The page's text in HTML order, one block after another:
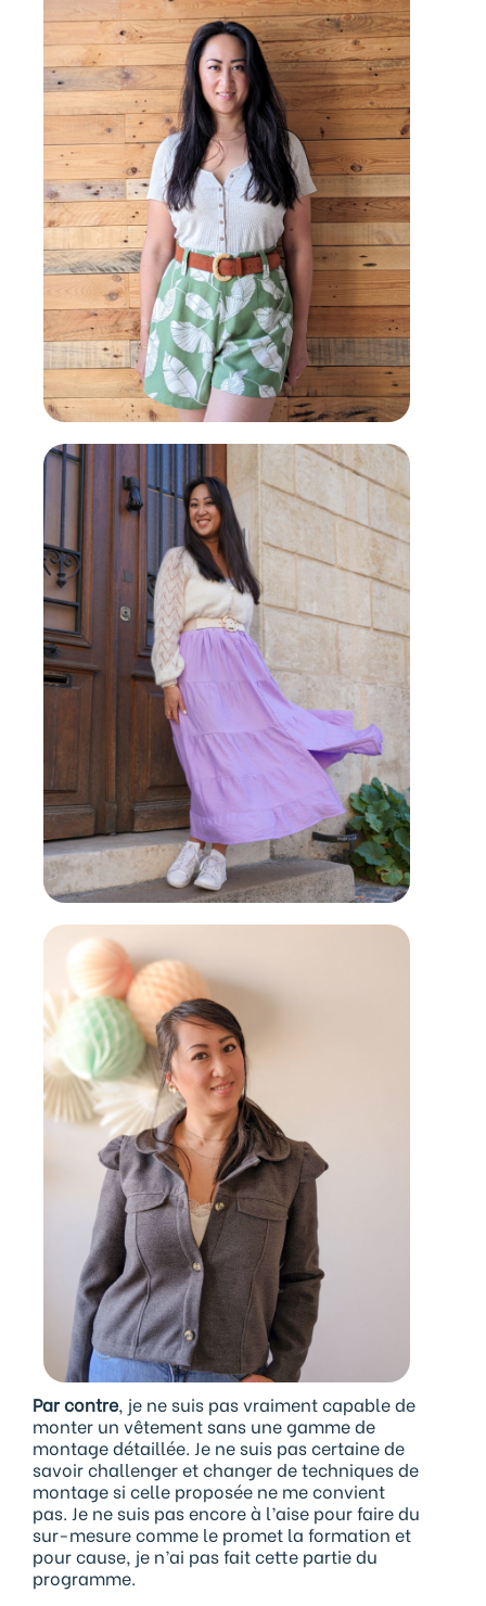
Par contre, je ne suis pas vraiment capable de
monter un vêtement sans une gamme de
montage détaillée. Je ne suis pas certaine de
savoir challenger et changer de techniques de
montage si celle proposée ne me convient
pas. Je ne suis pas encore à l’aise pour faire du
sur-mesure comme le promet la formation et
pour cause, je n’ai pas fait cette partie du
programme.